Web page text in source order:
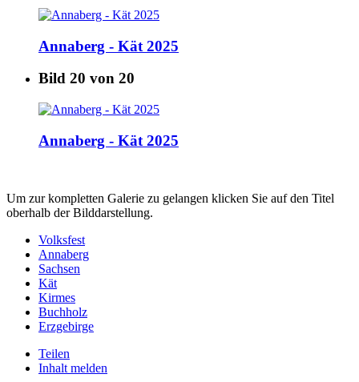
Annaberg - Kät 2025
Bild 20 von 20
Annaberg - Kät 2025
Um zur kompletten Galerie zu gelangen klicken Sie auf den Titel
oberhalb der Bilddarstellung.
Volksfest
Annaberg
Sachsen
Kät
Kirmes
Buchholz
Erzgebirge
Teilen
Inhalt melden